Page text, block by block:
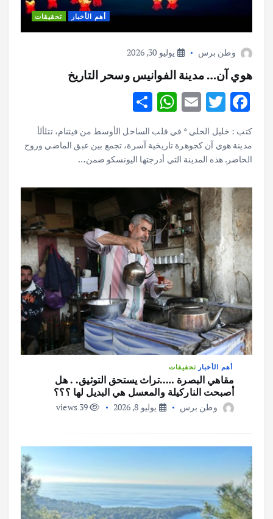
أهم الأخبار تحقيقات
وطن برس يوليو 30, 2026
هوي آن… مدينة الفوانيس وسحر التاريخ
F
ac
e
b
o
k
T
w
it
te
E
ai
l
W
h
at
s
p
h
ar
e
كتب : خليل الحلي * في قلب الساحل الأوسط من فيتنام، تتلألأ
مدينة هوي آن كجوهرة تاريخية آسرة، تجمع بين عبق الماضي وروح
الحاضر. هذه المدينة التي أدرجتها اليونسكو ضمن…
أهم الأخبار تحقيقات
مقاهي البصرة …..تراث يستحق التوثيق. . هل
أصبحت الناركيلة والمعسل هي البديل لها ؟؟؟
وطن برس يوليو 8, 2026 39 views